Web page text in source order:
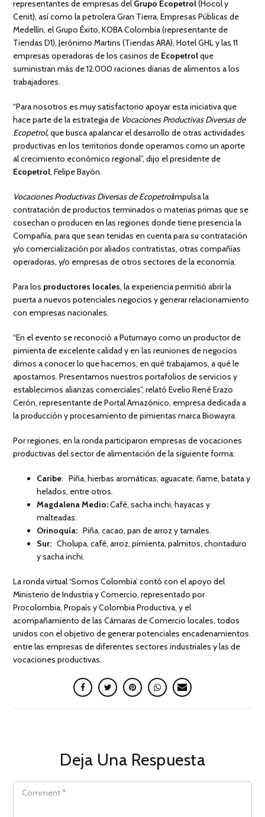
representantes de empresas del Grupo Ecopetrol(Hocol y
Cenit), así como la petrolera Gran Tierra, Empresas Públicas de
Medellín, el Grupo Éxito, KOBA Colombia (representante de
Tiendas D1), Jerónimo Martins (Tiendas ARA), Hotel GHL y las 11
empresas operadoras de los casinos de Ecopetrolque
suministran más de 12.000 raciones diarias de alimentos a los
trabajadores.
“Para nosotros es muy satisfactorio apoyar esta iniciativa que
hace parte de la estrategia de Vocaciones Productivas Diversas de
Ecopetrol,que busca apalancar el desarrollo de otras actividades
productivas en los territorios donde operamos como un aporte
al crecimiento económico regional”, dijo el presidente de
Ecopetrol, Felipe Bayón.
Vocaciones Productivas Diversas de Ecopetrolimpulsa la
contratación de productos terminados o materias primas que se
cosechan o producen en las regiones donde tiene presencia la
Compañía, para que sean tenidas en cuenta para su contratación
y/o comercialización por aliados contratistas, otras compañías
operadoras, y/o empresas de otros sectores de la economía.
Para los productores locales, la experiencia permitió abrir la
puerta a nuevos potenciales negocios y generar relacionamiento
con empresas nacionales.
“En el evento se reconoció a Putumayo como un productor de
pimienta de excelente calidad y en las reuniones de negocios
dimos a conocer lo que hacemos, en qué trabajamos, a qué le
apostamos. Presentamos nuestros portafolios de servicios y
establecimos alianzas comerciales”, relató Evelio René Erazo
Cerón, representante de Portal Amazónico, empresa dedicada a
la producción y procesamiento de pimientas marca Biowayra.
Por regiones, en la ronda participaron empresas de vocaciones
productivas del sector de alimentación de la siguiente forma:
Caribe: Piña, hierbas aromáticas, aguacate, ñame, batata y
helados, entre otros.
Magdalena Medio:Café, sacha inchi, hayacas y
malteadas.
Orinoquía:Piña, cacao, pan de arroz y tamales.
Sur:Cholupa, café, arroz, pimienta, palmitos, chontaduro
y sacha inchi.
La ronda virtual ‘Somos Colombia’ contó con el apoyo del
Ministerio de Industria y Comercio, representado por
Procolombia, Propaís y Colombia Productiva, y el
acompañamiento de las Cámaras de Comercio locales, todos
unidos con el objetivo de generar potenciales encadenamientos
entre las empresas de diferentes sectores industriales y las de
vocaciones productivas.
Deja Una Respuesta
COMMENT